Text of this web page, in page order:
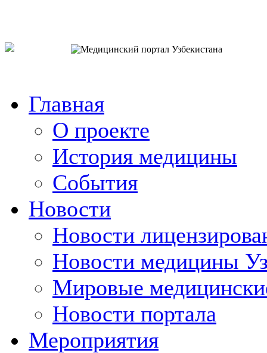
Главная
О проекте
История медицины
События
Новости
Новости
Новости медицины
Мировые
Новости портала
Мероприятия